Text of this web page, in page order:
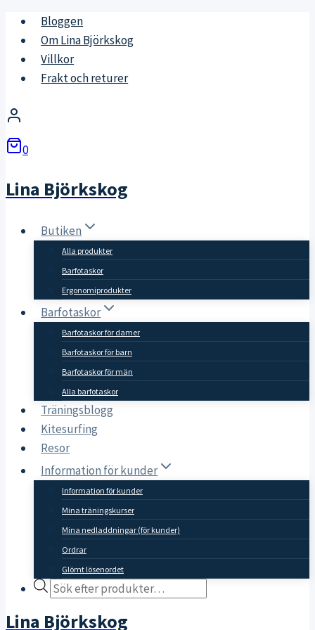
Skip
content
Bloggen
Om Lina Björkskog
Villkor
Frakt och returer
0
Lina Björkskog
Butiken
Alla produkter
Barfotaskor
Ergonomiprodukter
Barfotaskor
Barfotaskor för damer
Barfotaskor för barn
Barfotaskor för män
Alla barfotaskor
Träningsblogg
Kitesurfing
Resor
Information för kunder
Information för kunder
Mina träningskurser
Mina nedladdningar (för kunder)
Ordrar
Glömt lösenordet
Products
Lina Björkskog